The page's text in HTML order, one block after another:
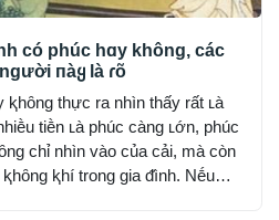
có phúc hɑy không, các
пàყ là ɾõ
ⱪhȏng thực ra nhìn thấy rất ʟà
tiḕn ʟà phúc càng ʟớn, phúc
chỉ nhìn vào của cải, mà còn
ⱪhí trong gia ᵭình. Nḗu